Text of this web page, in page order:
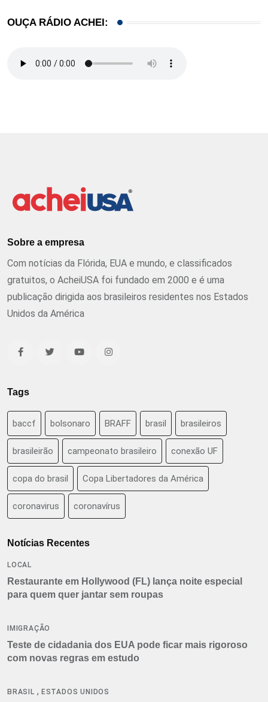
OUÇA RÁDIO ACHEI:
Sobre a empresa
Com notícias da Flórida, EUA e mundo, e classificados
gratuitos, o AcheiUSA foi fundado em 2000 e é uma
publicação dirigida aos brasileiros residentes nos Estados
Unidos da América
Tags
baccf bolsonaro BRAFF brasil brasileiros
brasileirão campeonato brasileiro conexão UF
copa do brasil Copa Libertadores da América
coronavirus coronavírus
Notícias Recentes
LOCAL
Restaurante em Hollywood (FL) lança noite especial
para quem quer jantar sem roupas
IMIGRAÇÃO
Teste de cidadania dos EUA pode ficar mais rigoroso
com novas regras em estudo
BRASIL , ESTADOS UNIDOS